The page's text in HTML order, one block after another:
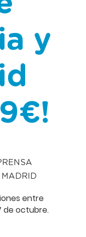
y
MADRID
entre
de octubre.